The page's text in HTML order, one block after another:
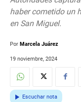
haber cometido un
en San Miguel.
Por Marcela Juárez
19 noviembre, 2024
Escuchar nota